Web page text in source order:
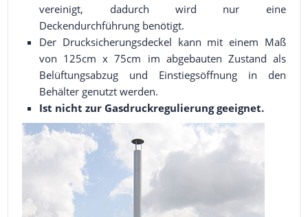
vereinigt, dadurch wird nur eine
Deckendurchführung benötigt.
Der Drucksicherungsdeckel kann mit einem Maß
von 125cm x 75cm im abgebauten Zustand als
Belüftungsabzug und Einstiegsöffnung in den
Behälter genutzt werden.
Ist nicht zur Gasdruckregulierung geeignet.